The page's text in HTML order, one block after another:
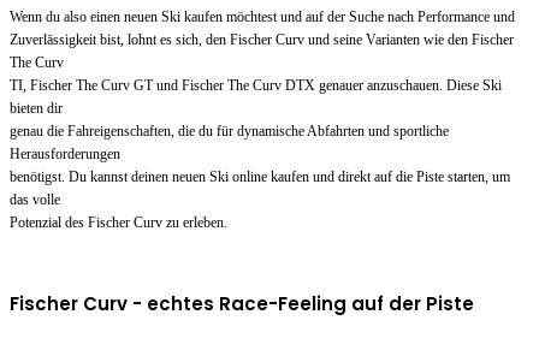
Wenn du also einen neuen Ski kaufen möchtest und auf der Suche nach Performance und
Zuverlässigkeit bist, lohnt es sich, den Fischer Curv und seine Varianten wie den Fischer
The Curv
TI, Fischer The Curv GT und Fischer The Curv DTX genauer anzuschauen. Diese Ski
bieten dir
genau die Fahreigenschaften, die du für dynamische Abfahrten und sportliche
Herausforderungen
benötigst. Du kannst deinen neuen Ski online kaufen und direkt auf die Piste starten, um
das volle
Potenzial des Fischer Curv zu erleben.
Fischer Curv - echtes Race-Feeling auf der Piste